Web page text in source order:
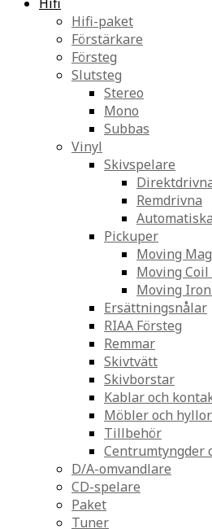
Hifi-paket
Förstärkare
Försteg
Slutsteg
Stereo
Mono
Subbas
Vinyl
Skivspelare
Remdrivna
Automatiska
Pickuper
Moving
Moving Coil
Moving
Ersättningsnålar
RIAA Försteg
Remmar
Skivtvätt
Skivborstar
Kablar och
Möbler och hyllor
Tillbehör
Centrumtyngder
D/A-omvandlare
CD-spelare
Paket
Tuner